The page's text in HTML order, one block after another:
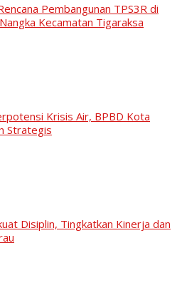
Pembangunan TPS3R di
Kecamatan Tigaraksa
Krisis Air, BPBD Kota
Strategis
Disiplin, Tingkatkan Kinerja dan